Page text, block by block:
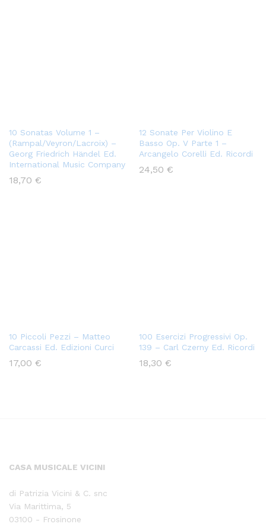
10 Sonatas Volume 1 –
(Rampal/Veyron/Lacroix) –
Georg Friedrich Händel Ed.
International Music Company
18,70 €
12 Sonate Per Violino E
Basso Op. V Parte 1 –
Arcangelo Corelli Ed. Ricordi
24,50 €
10 Piccoli Pezzi – Matteo
Carcassi Ed. Edizioni Curci
17,00 €
100 Esercizi Progressivi Op.
139 – Carl Czerny Ed. Ricordi
18,30 €
CASA MUSICALE VICINI
di Patrizia Vicini & C. snc
Via Marittima, 5
03100 - Frosinone